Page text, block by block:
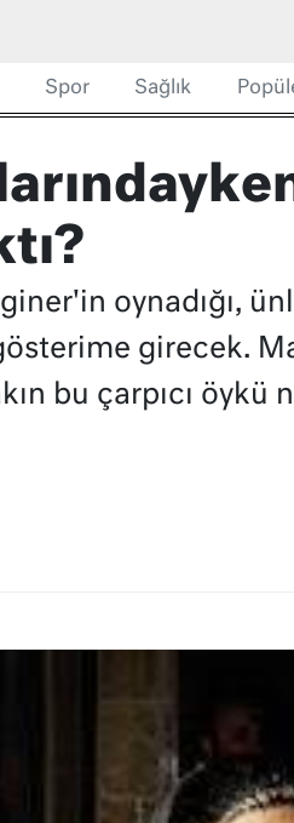
Spor Sağlık
oynadığı,
girecek.
bu çarpıcı öykü